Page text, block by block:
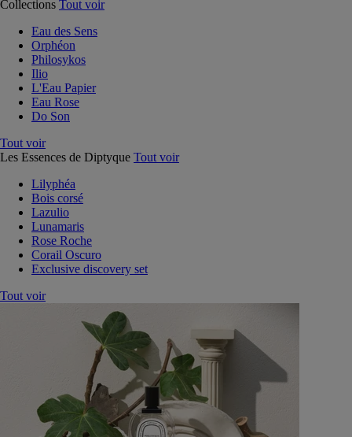
Collections Tout voir
Eau des Sens
Orphéon
Philosykos
Ilio
L'Eau Papier
Eau Rose
Do Son
Tout voir
Les Essences de Diptyque Tout voir
Lilyphéa
Bois corsé
Lazulio
Lunamaris
Rose Roche
Corail Oscuro
Exclusive discovery set
Tout voir